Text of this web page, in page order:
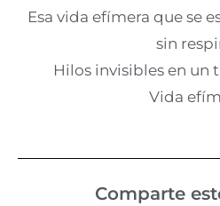
Esa vida efímera que se
sin
Hilos invisibles en un
Vida
Comparte